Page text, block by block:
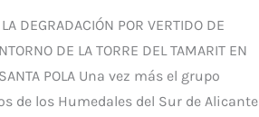
DEGRADACIÓN POR VERTIDO DE
DE LA TORRE DEL TAMARIT EN
POLA Una vez más el grupo
de los Humedales del Sur de Alicante